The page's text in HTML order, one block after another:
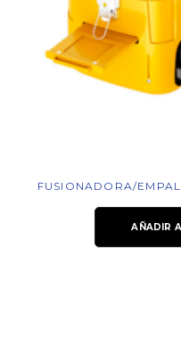
FUSIONADORA/
AÑADIR